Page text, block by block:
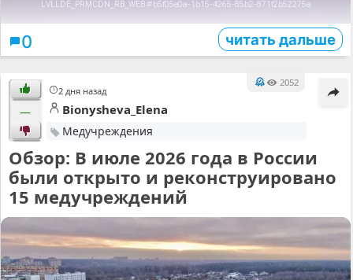
0 читать дальше
2 дня назад
2052
— Bionysheva_Elena
Медучреждения
Обзор: В июле 2026 года в России
были открыто и реконструировано
15 медучреждений